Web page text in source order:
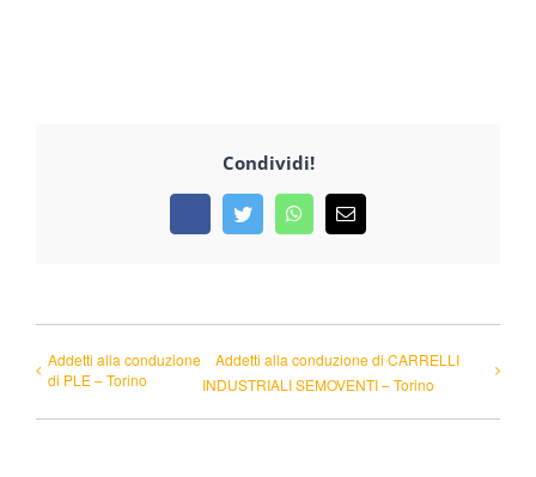
Condividi!
FacebookTwitterWhatsApp
Email
Addetti alla conduzione
di PLE – Torino
Addetti alla conduzione di CARRELLI
INDUSTRIALI SEMOVENTI – Torino